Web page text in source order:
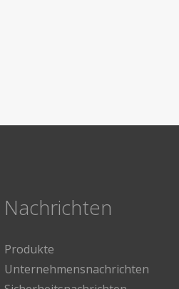
Nachrichten
Produkte
Unternehmensnachrichten